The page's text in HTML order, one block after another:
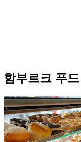
함부르크 푸